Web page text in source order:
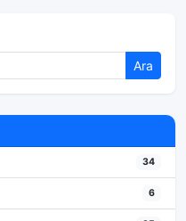
Ara
34
6